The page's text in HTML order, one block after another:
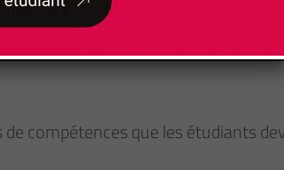
par parcours
compétences que les étudiants